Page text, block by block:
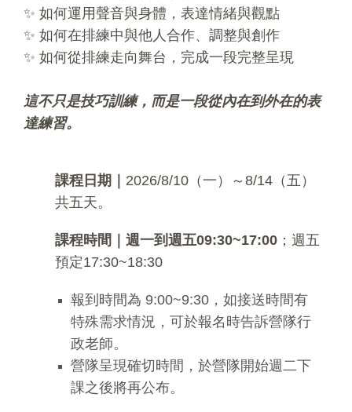
✨ 如何運用聲音與身體，表達情緒與觀點
✨ 如何在排練中與他人合作、調整與創作
✨ 如何從排練走向舞台，完成一段完整呈現
這不只是技巧訓練，而是一段從內在到外在的表
達練習。
課程日期｜ 2026/8/10（一）～8/14（五）
共五天。
課程時間｜週一到週五09:30~17:00 ；週五
預定17:30~18:30
報到時間為 9:00~9:30，如接送時間有
特殊需求情況，可於報名時告訴營隊行
政老師。
營隊呈現確切時間，於營隊開始週二下
課之後將再公布。